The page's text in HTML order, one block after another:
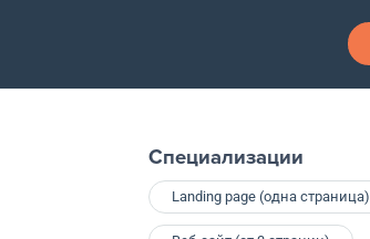
Специализации
Landing page (одна страница)